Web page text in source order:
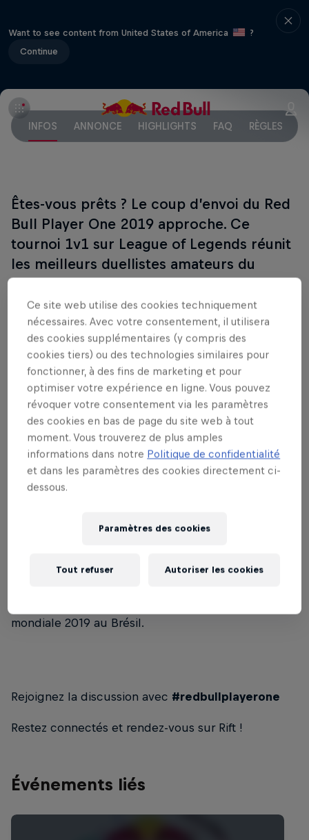
Want to see content from United States of America
?
Continue
INFOS ANNONCE HIGHLIGHTS FAQ RÈGLES
Êtes-vous prêts ? Le coup d’envoi du Red
Bull Player One 2019 approche. Ce
tournoi 1v1 sur League of Legends réunit
les meilleurs duellistes amateurs du
monde, en partenariat avec Riot EU. Dans
cet événement, aucune équipe ne viendra
à votre secours, les affrontements sont
en tête à tête. Un seul joueur sortira
vainqueur !
Êtes-vous prêts ? Le coup d’envoi du Red Bull
Player One 2019 approche. Ce tournoi 1v1 sur
League of Legends réunit les meilleurs duellistes
amateurs du monde, en partenariat avec Riot EU.
Un seul joueur sortira vainqueur !
Joignez-vous à nous à Montréal le 15 juin au
mondiale 2019 au Brésil.
Rejoignez la discussion avec #redbullplayerone
Restez connectés et rendez-vous sur Rift !
Événements liés
Ce site web utilise des cookies techniquement
nécessaires. Avec votre consentement, il utilisera
des cookies supplémentaires (y compris des
cookies tiers) ou des technologies similaires pour
fonctionner, à des fins de marketing et pour
optimiser votre expérience en ligne. Vous pouvez
révoquer votre consentement via les paramètres
des cookies en bas de page du site web à tout
moment. Vous trouverez de plus amples
informations dans notre Politique de confidentialité
et dans les paramètres des cookies directement ci-
dessous.
Paramètres des cookies
Tout refuser Autoriser les cookies